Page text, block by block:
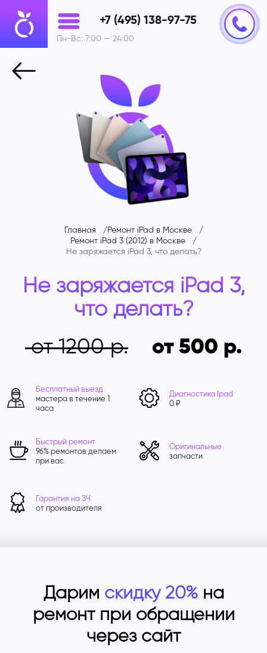
+7 (495) 138-97-75
Пн-Вс: 7:00 — 24:00
Главная
Ремонт iPad в Москве
Ремонт iPad 3 (2012) в Москве
Не заряжается iPad 3, что делать?
Не заряжается iPad 3,
что делать?
от 1200
от 500
Бесплатный выезд
мастера в течение 1
часа
Диагностика Ipad
0 ₽
Быстрый ремонт
96% ремонтов делаем
при вас
Оригинальные
запчасти
Гарантия на ЗЧ
от производителя
Дарим скидку 20%на
ремонт при обращении
через сайт